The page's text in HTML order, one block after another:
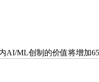
AI/ML创制的价值将增加